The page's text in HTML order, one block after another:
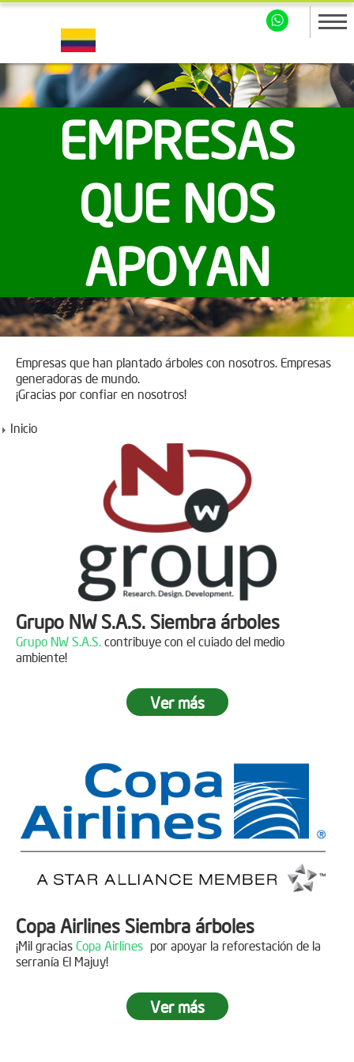
EMPRESAS
QUE NOS
APOYAN
Empresas que han plantado árboles con nosotros. Empresas
generadoras de mundo.
¡Gracias por confiar en nosotros!
Inicio
Grupo NW S.A.S. Siembra árboles
Grupo NW S.A.S. contribuye con el cuiado del medio
ambiente!
Jornada de reforestación
15 personas
Ver más
Copa Airlines Siembra árboles
¡Mil gracias Copa Airlines por apoyar la reforestación de la
serranía El Majuy!
Siembra en el Páramo Aguas Vivas
Ver más